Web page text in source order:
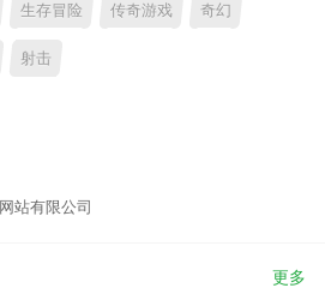
生存冒险 传奇游戏 奇幻
射击
站有限公司
更多